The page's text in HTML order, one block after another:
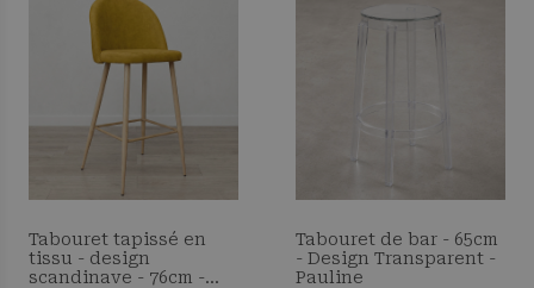
Tabouret tapissé en
tissu - design
scandinave - 76cm -
Tabouret de bar - 65cm
- Design Transparent -
Pauline